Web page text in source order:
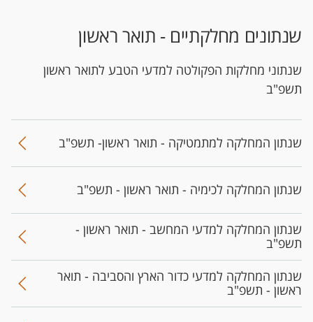
שנתונים מחלקתיים - תואר ראשון
שנתוני מחלקות הפקולטה למדעי הטבע לתואר ראשון
תשפ"ב
שנתון המחלקה למתמטיקה - תואר ראשון- תשפ"ב
שנתון המחלקה לכימיה - תואר ראשון - תשפ"ב
שנתון המחלקה למדעי המחשב - תואר ראשון -
תשפ"ב
שנתון המחלקה למדעי כדור הארץ והסביבה - תואר
ראשון - תשפ"ב